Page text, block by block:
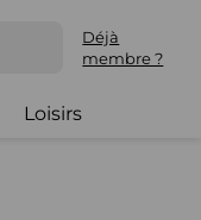
Déjà
membre ?
Loisirs